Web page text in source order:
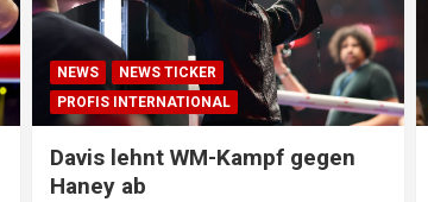
NEWS
NEWS TICKER
PROFIS INTERNATIONAL
Davis lehnt WM-Kampf gegen
Haney ab